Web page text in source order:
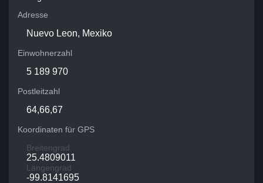
Adresse
Nuevo Leon, Mexiko
Einwohnerzahl
5 189 970
Postleitzahl
64,66,67
Koordinaten für GPS
Breitengrad
25.4809011
Längengrad
-99.8141695